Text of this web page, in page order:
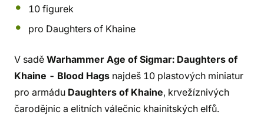
10 figurek
pro Daughters of Khaine
V sadě Warhammer Age of Sigmar: Daughters of
Khaine - Blood Hags najdeš 10 plastových miniatur
pro armádu Daughters of Khaine, krvežíznivých
čarodějnic a elitních válečnic khainitských elfů.